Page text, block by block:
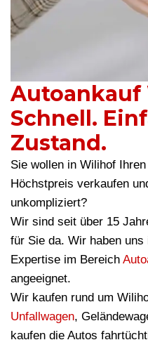
Autoankauf
Schnell.
Zustand.
Sie wollen in Wilihof
Höchstpreis verkaufen
unkompliziert?
Wir sind seit über 15
für Sie da. Wir haben
Expertise im Bereich
angeeignet.
Wir kaufen rund um
Unfallwagen,
kaufen die Autos